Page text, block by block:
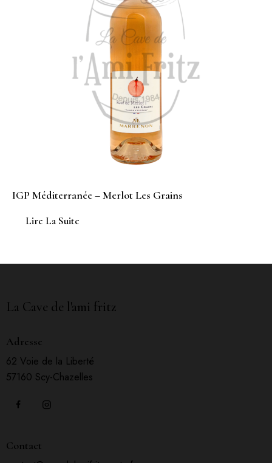
IGP Méditerranée – Merlot Les Grains
Lire La Suite
La Cave de l'ami fritz
Adresse
62 Voie de la Liberté
57160 Scy-Chazelles
Contact